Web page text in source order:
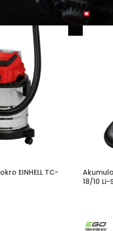
PUMPE
EINHELL TC-
18/10 Li-